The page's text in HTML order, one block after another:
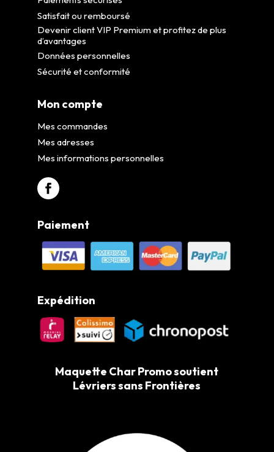
Satisfait ou remboursé
Devenir client VIP Premium et profitez de plus
d’avantages
Données personnelles
Sécurité et conformité
Mon compte
Mes commandes
Mes adresses
Mes informations personnelles
Paiement
Expédition
Maquette Char Promo soutient
Lévriers sans Frontières